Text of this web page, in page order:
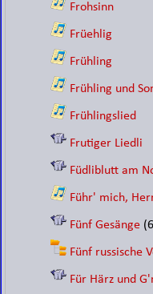
Frohsinn
Früehlig
Frühling
Frühling und
Frühlingslied
Frutiger Liedli
Füdliblutt am
Führ' mich,
Fünf Gesänge
Fünf russische
Für Härz und